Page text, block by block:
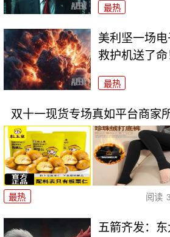
最热
美利坚一场
救护机送了命
最热
双十一现货专场真如平台商家
最热 阅读
五箭齐发：